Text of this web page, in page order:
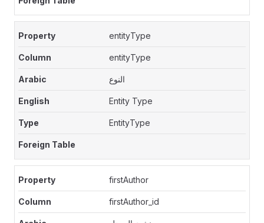
entityType
entityType
النوع
Entity Type
EntityType
firstAuthor
firstAuthor_id